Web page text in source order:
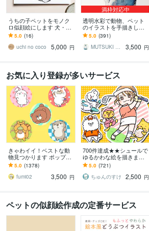
うちの子ペットをモノク
ロ似顔絵にします 犬・猫
のお写真をシンプルでお
しゃれなモノクロイラス
トに
5.0 (16)
uchi no coco
5,000 円
満枠対応中
透明水彩で動物、ペット
のイラストを手描きしま
す 手描きの水彩画のイラ
スト原画を、ご自宅やプ
レゼント用に
5.0 (391)
MUTSUKI watercolor
3,500 円
お気に入り登録が多いサービス
きゃわイイ！ベストな動
物見つかります ポップな
アニマ～ルたちはおまか
せください！
5.0 (1378)
fumi02
3,500 円
700件達成★★シュールで
ゆるかわな絵を描きます
小物無料・修正無制限！
いろんな表情はお任せく
ださい！
5.0 (721)
ちゅんのすけ
2,500 円
ペットの似顔絵作成の定番サービス